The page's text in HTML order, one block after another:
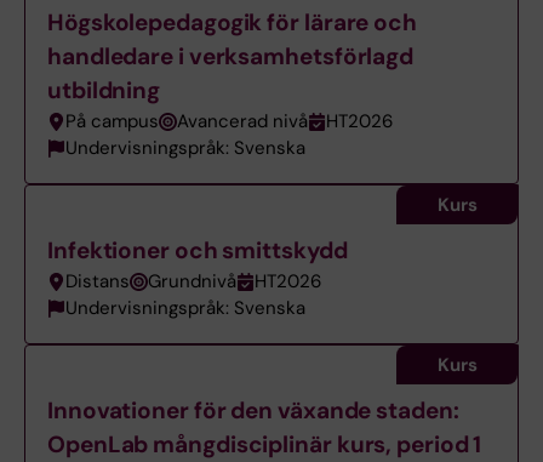
Högskolepedagogik för lärare och
handledare i verksamhetsförlagd
utbildning
På campus Avancerad nivå
HT2026
Undervisningspråk: Svenska
Infektioner och smittskydd
Distans Grundnivå
HT2026
Undervisningspråk: Svenska
Kurs
Innovationer för den växande staden:
OpenLab mångdisciplinär kurs, period 1
Kurs